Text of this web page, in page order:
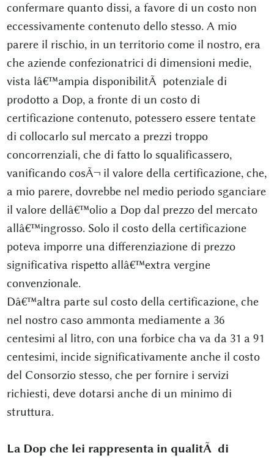
confermare quanto dissi, a favore di un costo non
eccessivamente contenuto dello stesso. A mio
parere il rischio, in un territorio come il nostro, era
che aziende confezionatrici di dimensioni medie,
vista lâ€™ampia disponibilitÃ potenziale di
prodotto a Dop, a fronte di un costo di
certificazione contenuto, potessero essere tentate
di collocarlo sul mercato a prezzi troppo
concorrenziali, che di fatto lo squalificassero,
vanificando cosÃ¬ il valore della certificazione, che,
a mio parere, dovrebbe nel medio periodo sganciare
il valore dellâ€™olio a Dop dal prezzo del mercato
allâ€™ingrosso. Solo il costo della certificazione
poteva imporre una differenziazione di prezzo
significativa rispetto allâ€™extra vergine
convenzionale.
Dâ€™altra parte sul costo della certificazione, che
nel nostro caso ammonta mediamente a 36
centesimi al litro, con una forbice cha va da 31 a 91
centesimi, incide significativamente anche il costo
del Consorzio stesso, che per fornire i servizi
richiesti, deve dotarsi anche di un minimo di
struttura.
La Dop che lei rappresenta in qualitÃ di